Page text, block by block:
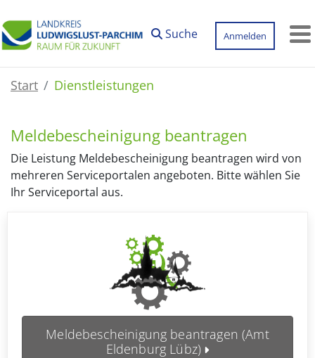
Suche
Anmelden
Start Dienstleistungen
Meldebescheinigung beantragen
Die Leistung Meldebescheinigung beantragen wird von
mehreren Serviceportalen angeboten. Bitte wählen Sie
Ihr Serviceportal aus.
Meldebescheinigung beantragen (Amt
Eldenburg Lübz)